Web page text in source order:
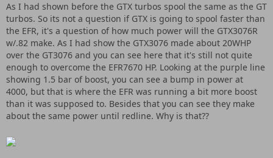
As I had shown before the GTX turbos spool the same as the GT
turbos. So its not a question if GTX is going to spool faster than
the EFR, it's a question of how much power will the GTX3076R
w/.82 make. As I had show the GTX3076 made about 20WHP
over the GT3076 and you can see here that it's still not quite
enough to overcome the EFR7670 HP. Looking at the purple line
showing 1.5 bar of boost, you can see a bump in power at
4000, but that is where the EFR was running a bit more boost
than it was supposed to. Besides that you can see they make
about the same power until redline. Why is that??